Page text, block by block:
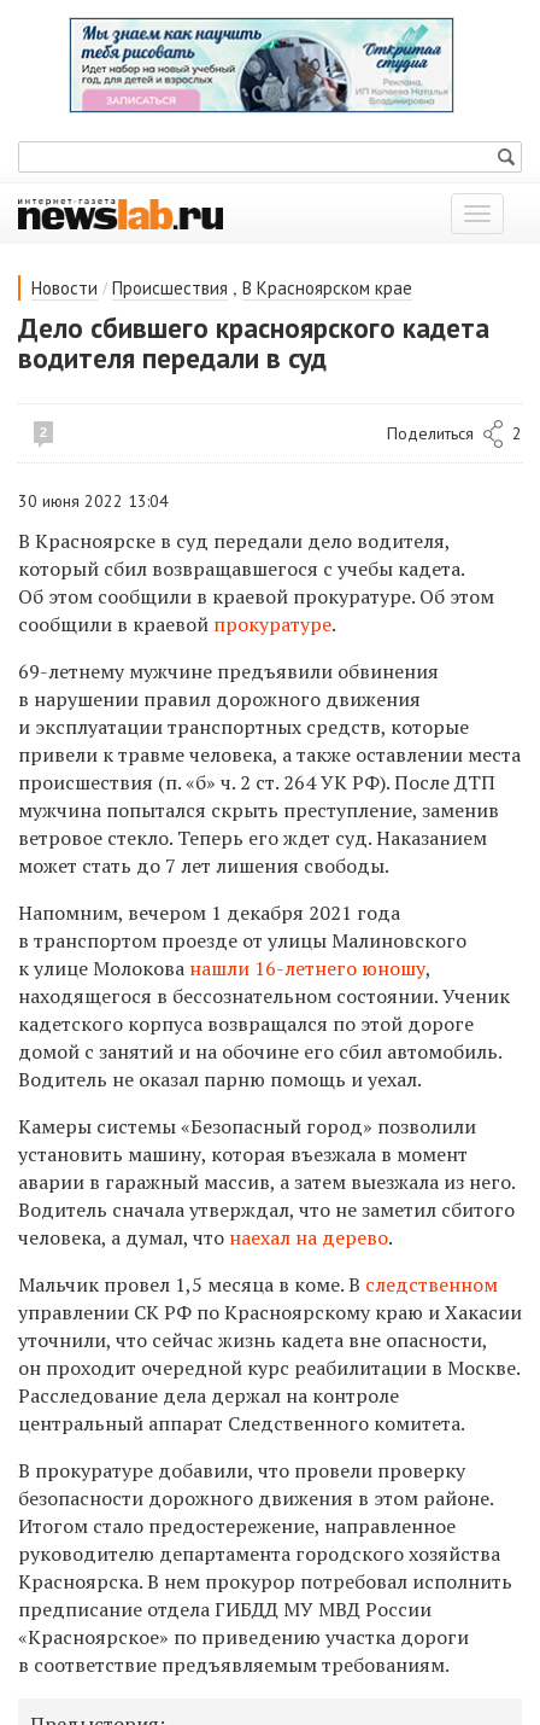
Показать
меню
Новости / Происшествия , В Красноярском крае
Дело сбившего красноярского кадета
водителя передали в суд
2 Поделиться 2
30 июня 2022 13:04
В Красноярске в суд передали дело водителя,
который сбил возвращавшегося с учебы кадета.
Об этом сообщили в краевой прокуратуре. Об этом
сообщили в краевой прокуратуре.
69-летнему мужчине предъявили обвинения
в нарушении правил дорожного движения
и эксплуатации транспортных средств, которые
привели к травме человека, а также оставлении места
происшествия (п. «б» ч. 2 ст. 264 УК РФ). После ДТП
мужчина попытался скрыть преступление, заменив
ветровое стекло. Теперь его ждет суд. Наказанием
может стать до 7 лет лишения свободы.
Напомним, вечером 1 декабря 2021 года
в транспортом проезде от улицы Малиновского
к улице Молокова нашли 16-летнего юношу,
находящегося в бессознательном состоянии. Ученик
кадетского корпуса возвращался по этой дороге
домой с занятий и на обочине его сбил автомобиль.
Водитель не оказал парню помощь и уехал.
Камеры системы «Безопасный город» позволили
установить машину, которая въезжала в момент
аварии в гаражный массив, а затем выезжала из него.
Водитель сначала утверждал, что не заметил сбитого
человека, а думал, что наехал на дерево.
Мальчик провел 1,5 месяца в коме. В следственном
управлении СК РФ по Красноярскому краю и Хакасии
уточнили, что сейчас жизнь кадета вне опасности,
он проходит очередной курс реабилитации в Москве.
Расследование дела держал на контроле
центральный аппарат Следственного комитета.
В прокуратуре добавили, что провели проверку
безопасности дорожного движения в этом районе.
Итогом стало предостережение, направленное
руководителю департамента городского хозяйства
Красноярска. В нем прокурор потребовал исполнить
предписание отдела ГИБДД МУ МВД России
«Красноярское» по приведению участка дороги
в соответствие предъявляемым требованиям.